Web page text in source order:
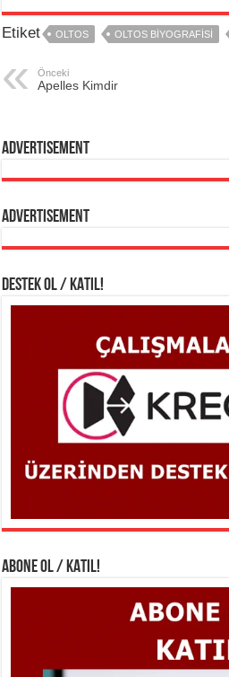
Etiket OLTOS OLTOS BIYOGRAFISI
Önceki
Apelles Kimdir
Advertisement
Advertisement
DESTEK OL / KATIL!
ABONE OL / KATIL!